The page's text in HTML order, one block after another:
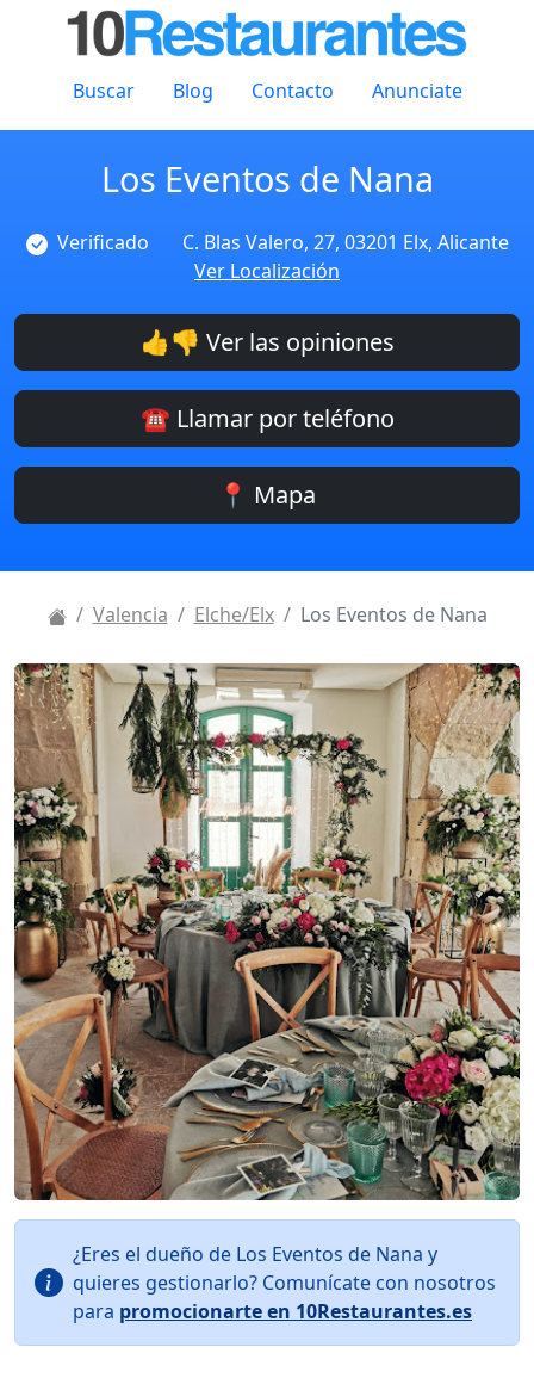
Buscar Blog Contacto Anunciate
Los Eventos de Nana
Verificado
C. Blas Valero, 27, 03201 Elx, Alicante
Ver Localización
👍👎 Ver las opiniones
☎️ Llamar por teléfono
📍 Mapa
Valencia Elche/Elx Los Eventos de Nana
¿Eres el dueño de Los Eventos de Nana y
quieres gestionarlo? Comunícate con nosotros
para promocionarte en 10Restaurantes.es